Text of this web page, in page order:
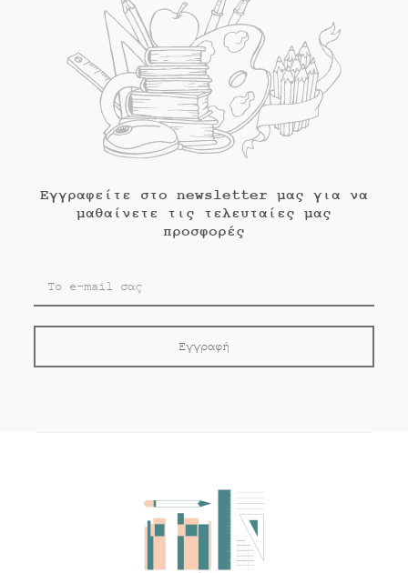
Εγγραφείτε στο newsletter μας για να
μαθαίνετε τις τελευταίες μας
προσφορές